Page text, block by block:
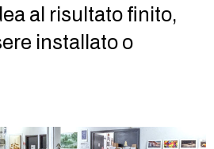
al risultato finito,
installato o